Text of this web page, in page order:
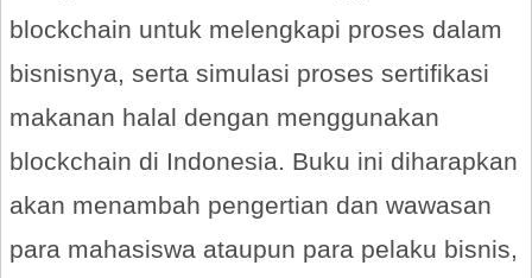
blockchain untuk melengkapi proses dalam
bisnisnya, serta simulasi proses sertifikasi
makanan halal dengan menggunakan
blockchain di Indonesia. Buku ini diharapkan
akan menambah pengertian dan wawasan
para mahasiswa ataupun para pelaku bisnis,